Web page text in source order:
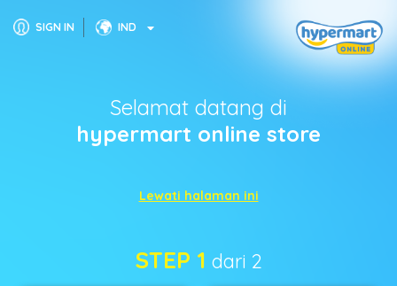
SIGN IN IND
Selamat datang di
hypermart online store
Lewati halaman ini
STEP 1 dari 2